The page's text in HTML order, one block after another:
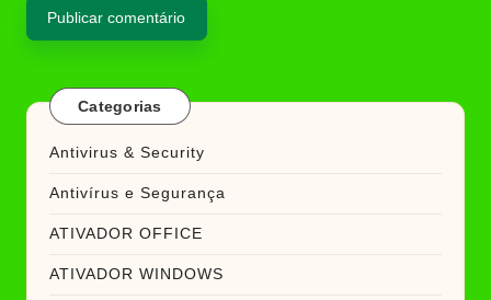
Categorias
Antivirus & Security
Antivírus e Segurança
ATIVADOR OFFICE
ATIVADOR WINDOWS